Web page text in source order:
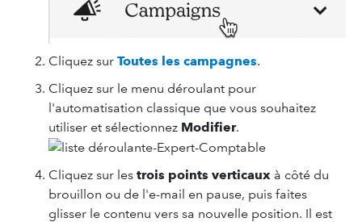
Cliquez sur Toutes les campagnes.
Cliquez sur le menu déroulant pour
l'automatisation classique que vous souhaitez
utiliser et sélectionnez Modifier.
Cliquez sur les trois points verticaux à côté du
brouillon ou de l'e-mail en pause, puis faites
glisser le contenu vers sa nouvelle position. Il est